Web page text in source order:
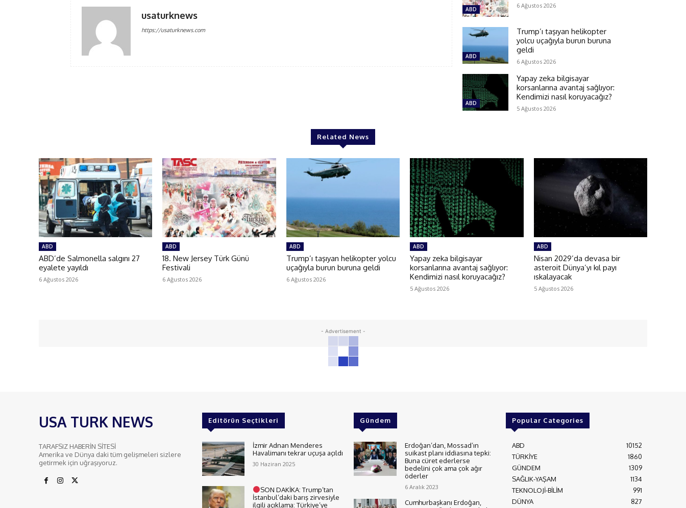
usaturknews
https://usaturknews.com
ABD 6 Ağustos 2026
ABD
Trump’ı taşıyan helikopter
yolcu uçağıyla burun buruna
geldi
6 Ağustos 2026
ABD
Yapay zeka bilgisayar
korsanlarına avantaj sağlıyor:
Kendimizi nasıl koruyacağız?
5 Ağustos 2026
Related News
ABD
ABD’de Salmonella salgını 27
eyalete yayıldı
6 Ağustos 2026
ABD
18. New Jersey Türk Günü
Festivali
6 Ağustos 2026
ABD
Trump’ı taşıyan helikopter yolcu
uçağıyla burun buruna geldi
6 Ağustos 2026
ABD
Yapay zeka bilgisayar
korsanlarına avantaj sağlıyor:
Kendimizi nasıl koruyacağız?
5 Ağustos 2026
ABD
Nisan 2029’da devasa bir
asteroit Dünya’yı kıl payı
ıskalayacak
5 Ağustos 2026
- Advertisement -
USA TURK NEWS
TARAFSIZ HABERİN SİTESİ
Amerika ve Dünya daki tüm gelişmeleri sizlere
getirmek için uğraşıyoruz.
Editörün Seçtikleri
İzmir Adnan Menderes
Havalimanı tekrar uçuşa açıldı
30 Haziran 2025
SON DAKİKA: Trump’tan
İstanbul’daki barış zirvesiyle
ilgili açıklama: Türkiye’ye
Gündem
Erdoğan’dan, Mossad’ın
suikast planı iddiasına tepki:
Buna cüret ederlerse
bedelini çok ama çok ağır
öderler
6 Aralık 2023
Cumhurbaşkanı Erdoğan,
Popular Categories
ABD
10152
TÜRKİYE
1860
GÜNDEM
1309
SAĞLIK-YAŞAM
1134
TEKNOLOJİ-BİLİM
991
DÜNYA
827